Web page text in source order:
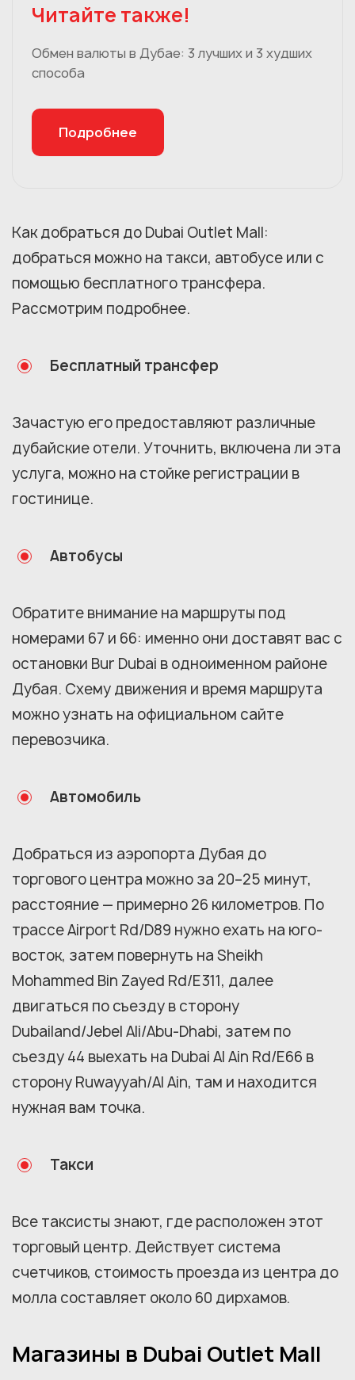
Читайте также!
Обмен валюты в Дубае: 3 лучших и 3 худших
способа
Подробнее
Как добраться до Dubai Outlet Mall:
добраться можно на такси, автобусе или с
помощью бесплатного трансфера.
Рассмотрим подробнее.
Бесплатный трансфер
Зачастую его предоставляют различные
дубайские отели. Уточнить, включена ли эта
услуга, можно на стойке регистрации в
гостинице.
Автобусы
Обратите внимание на маршруты под
номерами 67 и 66: именно они доставят вас с
остановки Bur Dubai в одноименном районе
Дубая. Схему движения и время маршрута
можно узнать на официальном сайте
перевозчика.
Автомобиль
Добраться из аэропорта Дубая до
торгового центра можно за 20–25 минут,
расстояние — примерно 26 километров. По
трассе Airport Rd/D89 нужно ехать на юго-
восток, затем повернуть на Sheikh
Mohammed Bin Zayed Rd/E311, далее
двигаться по съезду в сторону
Dubailand/Jebel Ali/Abu-Dhabi, затем по
съезду 44 выехать на Dubai Al Ain Rd/E66 в
сторону Ruwayyah/Al Ain, там и находится
нужная вам точка.
Такси
Все таксисты знают, где расположен этот
торговый центр. Действует система
счетчиков, стоимость проезда из центра до
молла составляет около 60 дирхамов.
Магазины в Dubai Outlet Mall